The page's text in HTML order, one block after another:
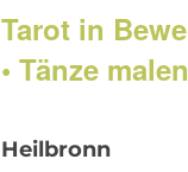
Tarot in
• Tänze malen
Heilbronn